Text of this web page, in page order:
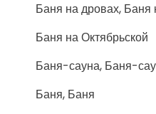
Баня на дровах, Баня
Баня на Октябрьской
Баня-сауна, Баня-
Баня, Баня